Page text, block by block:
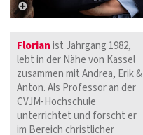
Florianist Jahrgang 1982,
lebt in der Nähe von Kassel
zusammen mit Andrea, Erik &
Anton. Als Professor an der
CVJM-Hochschule
unterrichtet und forscht er
im Bereich christlicher